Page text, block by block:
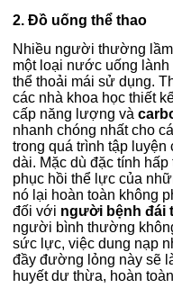
2. Đồ uống thể thao
Nhiều người thường
một loại nước uống
thể thoải mái sử dụng.
các nhà khoa học thiết
cấp năng lượng và
nhanh chóng nhất cho
trong quá trình tập
dài. Mặc dù đặc tính
phục hồi thể lực của
nó lại hoàn toàn không
đối với người bệnh đái
người bình thường
sức lực, việc dung nạp
đầy đường lỏng này sẽ
huyết dư thừa, hoàn